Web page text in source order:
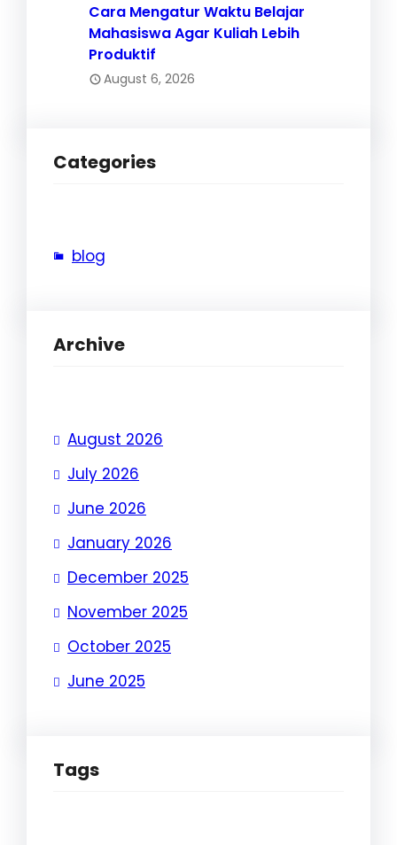
Cara Mengatur Waktu Belajar
Mahasiswa Agar Kuliah Lebih
Produktif
August 6, 2026
Categories
blog
Archive
August 2026
July 2026
June 2026
January 2026
December 2025
November 2025
October 2025
June 2025
Tags